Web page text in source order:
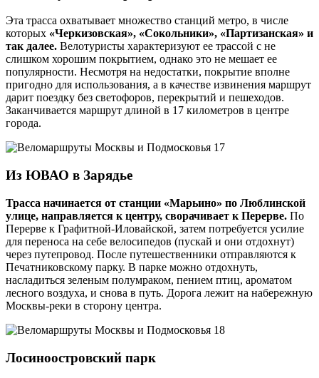
Эта трасса охватывает множество станций метро, в числе
которых «Черкизовская», «Сокольники», «Партизанская» и
так далее. Велотуристы характеризуют ее трассой с не
слишком хорошим покрытием, однако это не мешает ее
популярности. Несмотря на недостатки, покрытие вполне
пригодно для использования, а в качестве извинения маршрут
дарит поездку без светофоров, перекрытий и пешеходов.
Заканчивается маршрут длиной в 17 километров в центре
города.
Из ЮВАО в Зарядье
Трасса начинается от станции «Марьино» по Люблинской
улице, направляется к центру, сворачивает к Перерве. По
Перерве к Графитной-Иловайской, затем потребуется усилие
для переноса на себе велосипедов (пускай и они отдохнут)
через путепровод. После путешественники отправляются к
Печатниковскому парку. В парке можно отдохнуть,
насладиться зеленым полумраком, пением птиц, ароматом
лесного воздуха, и снова в путь. Дорога лежит на набережную
Москвы-реки в сторону центра.
Лосиноостровский парк